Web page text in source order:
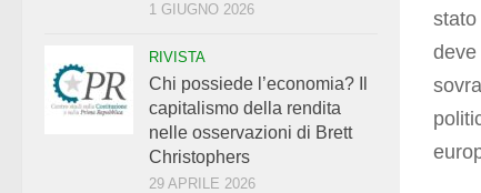
stato
deve
1 GIUGNO 2026
RIVISTA
Chi possiede l’economia? Il
capitalismo della rendita
nelle osservazioni di Brett
Christophers
29 APRILE 2026